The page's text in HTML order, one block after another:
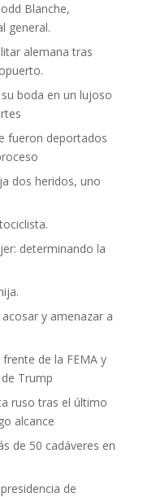
Blanche,
general.
alemana tras
boda en un lujoso
fueron deportados
dos heridos, uno
determinando la
y amenazar a
de la FEMA y
Trump
ruso tras el último
alcance
de 50 cadáveres en
de